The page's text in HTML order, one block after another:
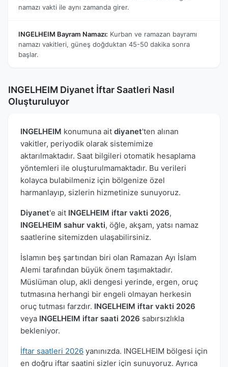
namazı vakti ile aynı zamanda girer.
INGELHEIM Bayram Namazı: Kurban ve ramazan bayramı
namazı vakitleri, güneş doğduktan 45-50 dakika sonra
başlar.
INGELHEIM Diyanet İftar Saatleri Nasıl
Oluşturuluyor
INGELHEIM konumuna ait diyanet'ten alınan
vakitler, periyodik olarak sistemimize
aktarılmaktadır. Saat bilgileri otomatik hesaplama
yöntemleri ile oluşturulmamaktadır. Bu verileri
kolayca bulabilmeniz için bölgenize özel
harmanlayıp, sizlerin hizmetinize sunuyoruz.
Diyanet'e ait INGELHEIM iftar vakti 2026,
INGELHEIM sahur vakti, öğle, akşam, yatsı namaz
saatlerine sitemizden ulaşabilirsiniz.
İslamın beş şartından biri olan Ramazan Ayı İslam
Alemi tarafından büyük önem taşımaktadır.
Müslüman olup, akli dengesi yerinde, ergen, oruç
tutmasına herhangi bir engeli olmayan herkesin
oruç tutması farzdır. INGELHEIM iftar vakti 2026
veya INGELHEIM iftar saati 2026 sabırsızlıkla
bekleniyor.
İftar saatleri 2026 yanınızda. INGELHEIM bölgesi için
en doğru iftar saatini sizler için sunuyoruz. Ayrıca